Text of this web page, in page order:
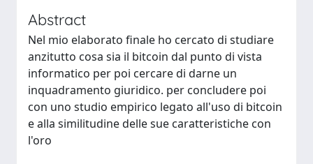
Abstract
Nel mio elaborato finale ho cercato di studiare
anzitutto cosa sia il bitcoin dal punto di vista
informatico per poi cercare di darne un
inquadramento giuridico. per concludere poi
con uno studio empirico legato all'uso di bitcoin
e alla similitudine delle sue caratteristiche con
l'oro